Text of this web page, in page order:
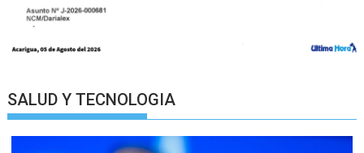
SALUD Y TECNOLOGIA